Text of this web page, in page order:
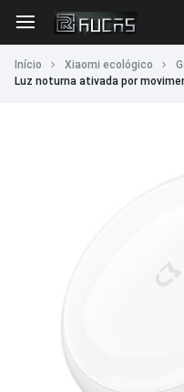
Início Xiaomi ecológico
Luz noturna ativada por